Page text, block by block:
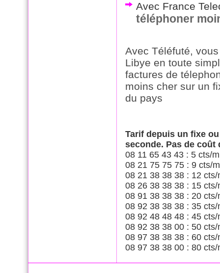
Avec France
téléphoner
Avec Téléfuté,
Libye en toute
factures de
moins cher sur un
du pays
Tarif depuis un fixe
seconde. Pas de coût
08 11 65 43 43 : 5 cts/
08 21 75 75 75 : 9 cts/
08 21 38 38 38 : 12 cts/
08 26 38 38 38 : 15 cts/
08 91 38 38 38 : 20 cts/
08 92 38 38 38 : 35 cts/
08 92 48 48 48 : 45 cts/
08 92 38 38 00 : 50 cts/
08 97 38 38 38 : 60 cts/
08 97 38 38 00 : 80 cts/